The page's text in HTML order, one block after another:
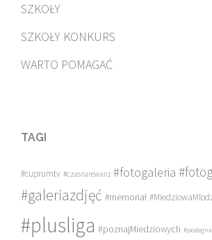
SZKOŁY
SZKOŁY KONKURS
WARTO POMAGAĆ
TAGI
#cuprumtv #czasnarewanż #fotogaleria
#galeriazdjęć #memoriał
#plusliga #poznajMiedziowych